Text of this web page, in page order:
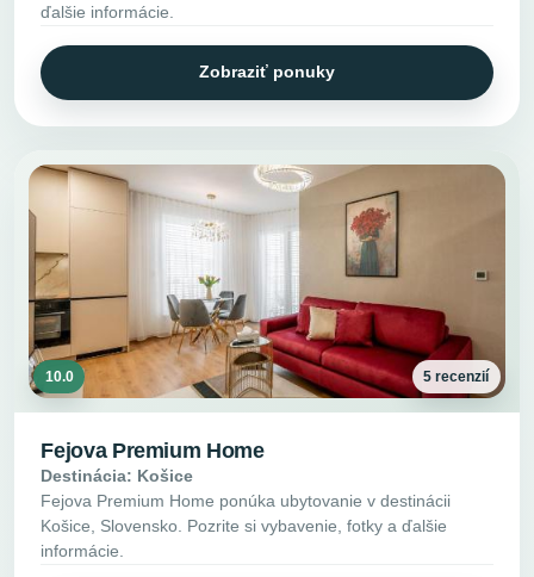
ďalšie informácie.
Zobraziť ponuky
10.0 5 recenzií
Fejova Premium Home
Destinácia: Košice
Fejova Premium Home ponúka ubytovanie v destinácii
Košice, Slovensko. Pozrite si vybavenie, fotky a ďalšie
informácie.